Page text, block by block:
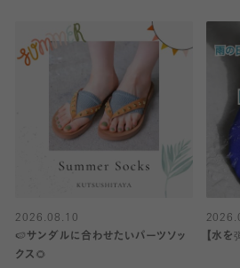
2026.08.10
🍉サンダルに合わせたいパーツソッ
クス🌻
【水